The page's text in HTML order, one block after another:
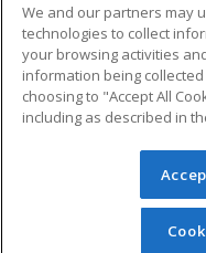
Military
Financial Assistance
Help
© 2026 ed2go, a
reserved. The
redistributed
We and our partners may
technologies to collect
your browsing activities
information being
choosing to "Accept All
including as described in